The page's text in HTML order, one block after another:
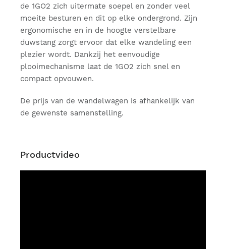
de 1GO2 zich uitermate soepel en zonder veel
moeite besturen en dit op elke ondergrond. Zijn
ergonomische en in de hoogte verstelbare
duwstang zorgt ervoor dat elke wandeling een
plezier wordt. Dankzij het eenvoudige
plooimechanisme laat de 1GO2 zich snel en
compact opvouwen.
De prijs van de wandelwagen is afhankelijk van
de gewenste samenstelling.
Productvideo